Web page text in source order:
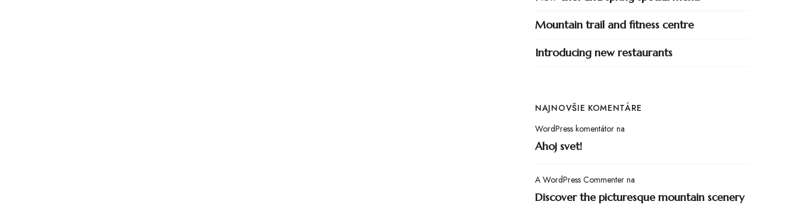
Mountain trail and fitness centre
Introducing new restaurants
NAJNOVŠIE KOMENTÁRE
WordPress komentátor na
Ahoj svet!
A WordPress Commenter na
Discover the picturesque mountain scenery